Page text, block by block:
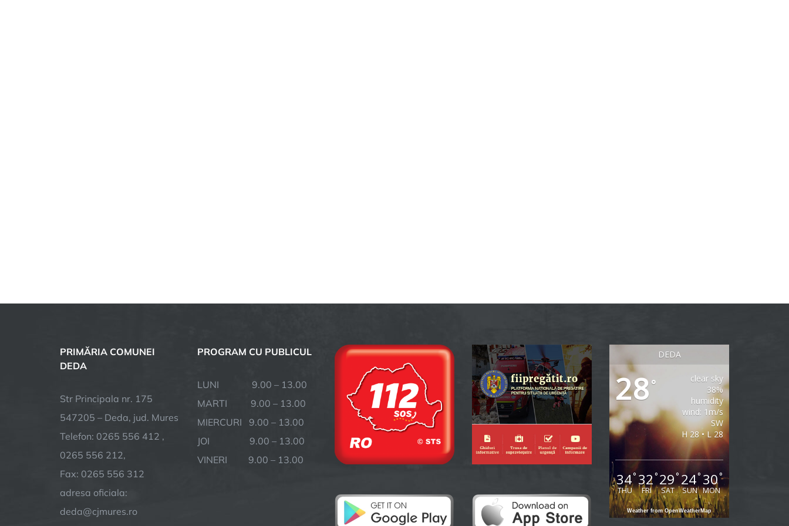
PRIMĂRIA COMUNEI
DEDA
Str Principala nr. 175
547205 – Deda, jud. Mures
Telefon: 0265 556 412 ,
0265 556 212,
Fax: 0265 556 312
adresa oficiala:
deda@cjmures.ro
PROGRAM CU PUBLICUL
LUNI 9.00 – 13.00
MARTI 9.00 – 13.00
MIERCURI 9.00 – 13.00
JOI 9.00 – 13.00
VINERI 9.00 – 13.00
DEDA
28°
clear sky
38%
humidity
wind: 1m/s
SW
H 28 • L 28
34°
THU
32°
FRI
29°
SAT
24°
SUN
30°
MON
Weather from OpenWeatherMap